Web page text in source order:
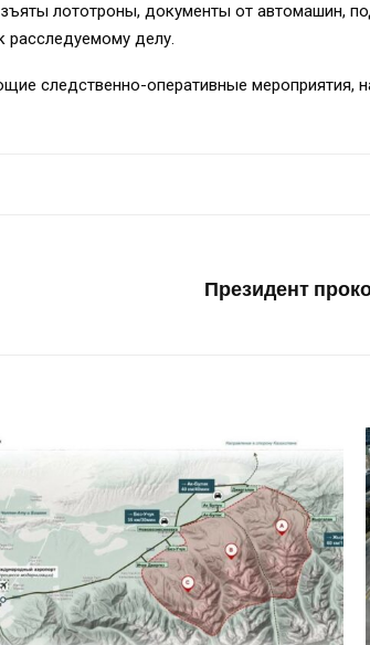
лототроны, документы от автомашин,
делу.
следственно-оперативные мероприятия,
Президент